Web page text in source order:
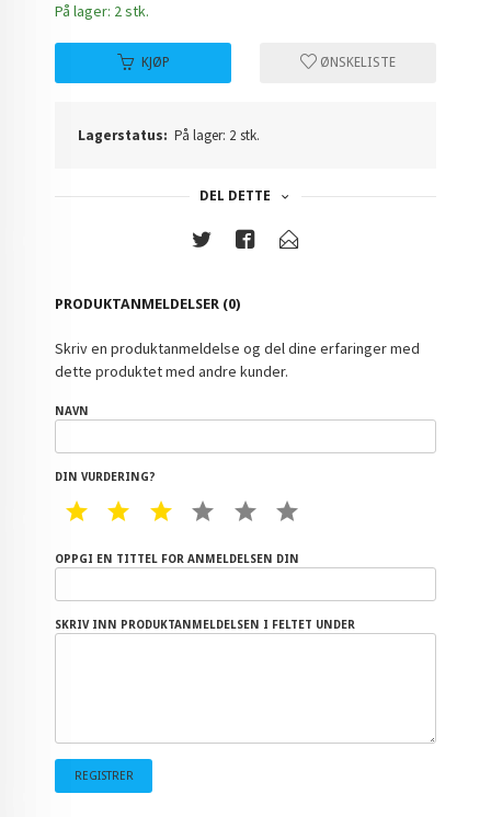
På lager: 2 stk.
KJØP ØNSKELISTE
Lagerstatus: På lager: 2 stk.
DEL DETTE
PRODUKTANMELDELSER (0)
Skriv en produktanmeldelse og del dine erfaringer med
dette produktet med andre kunder.
NAVN
DIN VURDERING?
1 STAR2 STAR3 STAR4 STAR5 STAR
OPPGI EN TITTEL FOR ANMELDELSEN DIN
SKRIV INN PRODUKTANMELDELSEN I FELTET UNDER